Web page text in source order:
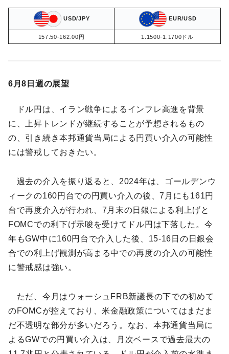
USD/JPY EUR/USD
157.50-162.00円 1.1500-1.1700ドル
6月8日週の展望
ドル円は、イラン戦争によるインフレ高進を背景
に、上昇トレンドが継続することが予想されるもの
の、引き続き本邦通貨当局による円買い介入の可能性
には警戒しておきたい。
過去の介入を振り返ると、2024年は、ゴールデンウ
ィークの160円台での円買い介入の後、7月にも161円
台で再度介入が行われ、7月末の日銀による利上げと
FOMCでの利下げ示唆を受けてドル円は下落した。今
年もGW中に160円台で介入した後、15-16日の日銀会
合での利上げ観測が高まる中での再度の介入の可能性
に警戒感は強い。
ただ、今月はウォーシュFRB新議長の下での初めて
のFOMCが控えており、米金融政策についてはまだま
だ不透明な部分が多いだろう。なお、本邦通貨当局に
よるGWでの円買い介入は、月次ベースで過去最大の